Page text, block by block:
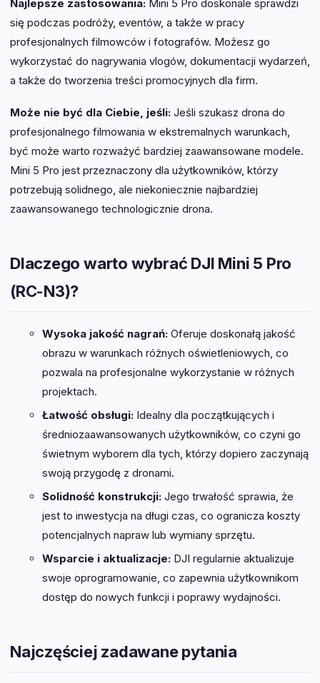
Najlepsze zastosowania: Mini 5 Pro doskonale sprawdzi
się podczas podróży, eventów, a także w pracy
profesjonalnych filmowców i fotografów. Możesz go
wykorzystać do nagrywania vlogów, dokumentacji wydarzeń,
a także do tworzenia treści promocyjnych dla firm.
Może nie być dla Ciebie, jeśli: Jeśli szukasz drona do
profesjonalnego filmowania w ekstremalnych warunkach,
być może warto rozważyć bardziej zaawansowane modele.
Mini 5 Pro jest przeznaczony dla użytkowników, którzy
potrzebują solidnego, ale niekoniecznie najbardziej
zaawansowanego technologicznie drona.
Dlaczego warto wybrać DJI Mini 5 Pro
(RC-N3)?
Wysoka jakość nagrań: Oferuje doskonałą jakość
obrazu w warunkach różnych oświetleniowych, co
pozwala na profesjonalne wykorzystanie w różnych
projektach.
Łatwość obsługi: Idealny dla początkujących i
średniozaawansowanych użytkowników, co czyni go
świetnym wyborem dla tych, którzy dopiero zaczynają
swoją przygodę z dronami.
Solidność konstrukcji: Jego trwałość sprawia, że
jest to inwestycja na długi czas, co ogranicza koszty
potencjalnych napraw lub wymiany sprzętu.
Wsparcie i aktualizacje: DJI regularnie aktualizuje
swoje oprogramowanie, co zapewnia użytkownikom
dostęp do nowych funkcji i poprawy wydajności.
Najczęściej zadawane pytania